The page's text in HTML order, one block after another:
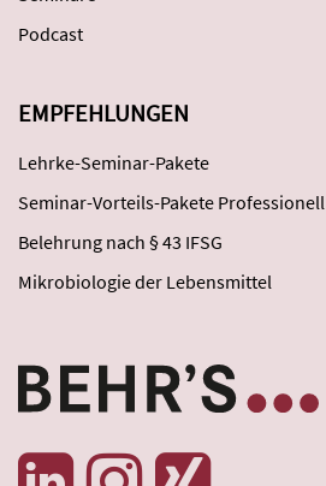
Podcast
EMPFEHLUNGEN
Lehrke-Seminar-Pakete
Seminar-Vorteils-Pakete Professionell
Belehrung nach § 43 IFSG
Mikrobiologie der Lebensmittel